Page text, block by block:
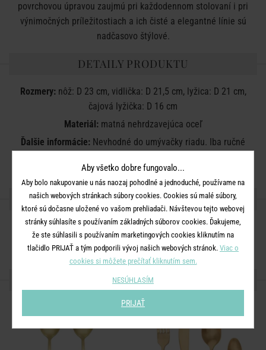
povrchovou úpravou zaujmú pri každodennom stolovaní i pri
výnimočných príležitostiach a ich čisté a elegantné línie sú
nadčasovo štýlové.
DETAILY PRODUKTU
Rozmery:nôž: D 23 cm, vidlička: D 21,5 cm, lyžica: D 21 cm,
čajová lyžička: D 16 cm
Materiál:matná nehrdzavejúca oceľ
Ďalšie informácie: Nevhodné do umývačky riadu. Iba ručné
ZDIEĽAJTE S PRIATEĽMI
ĎALŠIE PRODUKTY ZO SÉRIE
Aby všetko dobre fungovalo...
Aby bolo nakupovanie u nás naozaj pohodlné a jednoduché, používame na
našich webových stránkach súbory cookies. Cookies sú malé súbory,
ktoré sú dočasne uložené vo vašom prehliadači. Návštevou tejto webovej
stránky súhlasíte s používaním základných súborov cookies. Ďakujeme,
že ste súhlasili s používaním marketingových cookies kliknutím na
tlačidlo PRIJAŤ a tým podporili vývoj našich webových stránok. Viac o
cookies si môžete prečítať kliknutím sem.
NESÚHLASÍM
PRIJAŤ